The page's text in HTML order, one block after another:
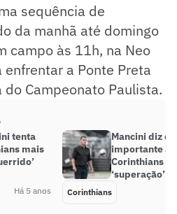
sequência de
da manhã até domingo
campo às 11h, na Neo
enfrentar a Ponte Preta
Campeonato Paulista.
tenta
mais
Há 5 anos
Mancini diz
importante ao
Corinthians e
‘superação’
Corinthians